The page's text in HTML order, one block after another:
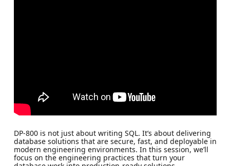
DP-800 is not just about writing SQL. It’s about delivering
database solutions that are secure, fast, and deployable in
modern engineering environments. In this session, we’ll
focus on the engineering practices that turn your